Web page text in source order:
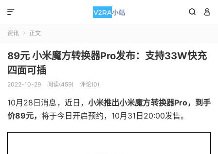
 

资讯  正文
89元 小米魔方转换器Pro发布：支持33W快充
四面可插
2022-10-29 阅读(459) 评论(0)
10月28日消息，近日， 小米推出小米魔方转换器Pro，到手
价89元， 将于今日开启预约，10月31日20:00发售。